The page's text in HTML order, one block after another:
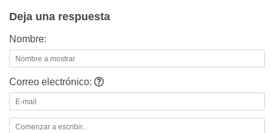
Deja una respuesta
Nombre:
Correo electrónico: